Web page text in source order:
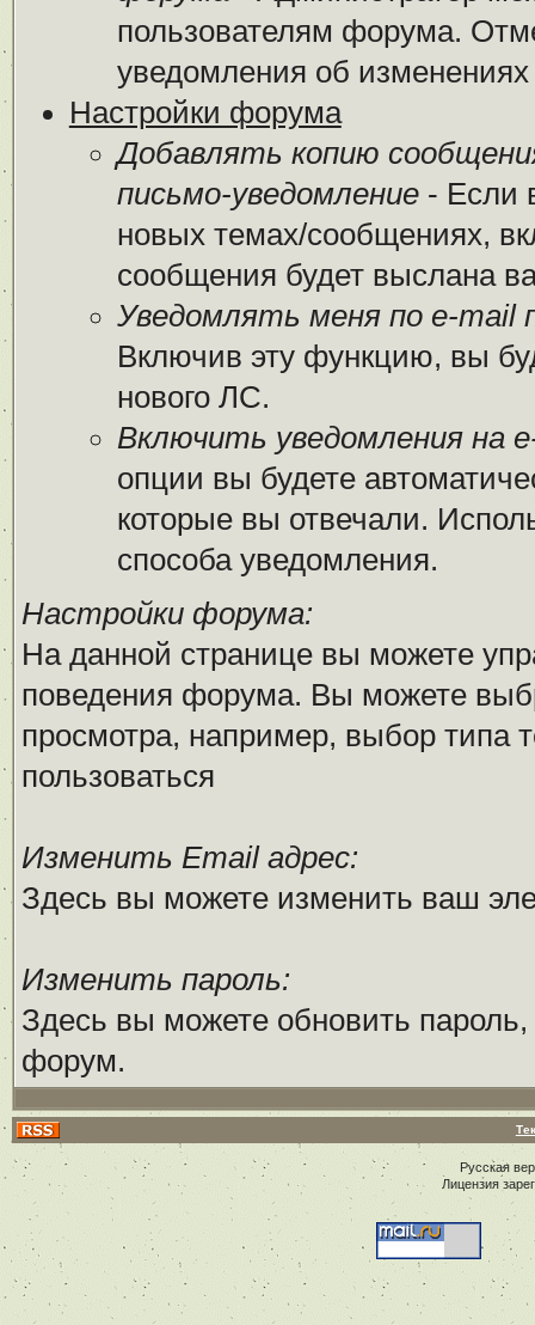
пользователям форума.
уведомления об
Настройки форума
Добавлять копию
письмо-уведомление- Если
новых темах/сообщениях,
сообщения будет выслана
Уведомлять меня по e-mail
Включив эту функцию, вы
нового ЛС.
Включить уведомления на
опции вы будете
которые вы отвечали.
способа уведомления.
Настройки форума:
На данной странице вы можете
поведения форума. Вы можете
просмотра, например, выбор типа
пользоваться
Изменить Email адрес:
Здесь вы можете изменить ваш
Изменить пароль:
Здесь вы можете обновить
форум.
Русская
Лицензия